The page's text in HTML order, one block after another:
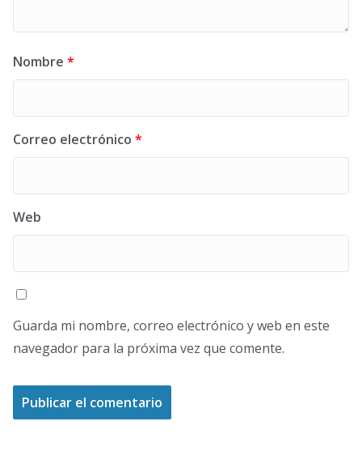
Nombre *
Correo electrónico *
Web
Guarda mi nombre, correo electrónico y web en este
navegador para la próxima vez que comente.